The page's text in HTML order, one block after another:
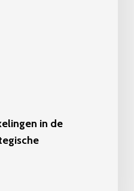
in de